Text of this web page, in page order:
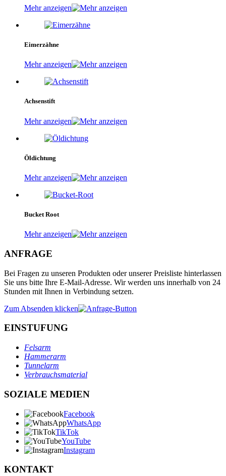
Mehr anzeigen
Eimerzähne
Mehr anzeigen
Achsenstift
Mehr anzeigen
Öldichtung
Mehr anzeigen
Bucket Root
Mehr anzeigen
ANFRAGE
Bei Fragen zu unseren Produkten oder unserer Preisliste hinterlassen
Sie uns bitte Ihre E-Mail-Adresse. Wir werden uns innerhalb von 24
Stunden mit Ihnen in Verbindung setzen.
Zum Absenden klicken
EINSTUFUNG
Felsarm
Hammerarm
Tunnelarm
Verbrauchsmaterial
SOZIALE MEDIEN
Facebook
WhatsApp
TikTok
YouTube
Instagram
KONTAKT